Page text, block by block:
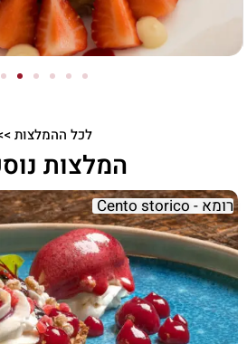
לכל ההמלצות
המלצות
רומא - Cento storico